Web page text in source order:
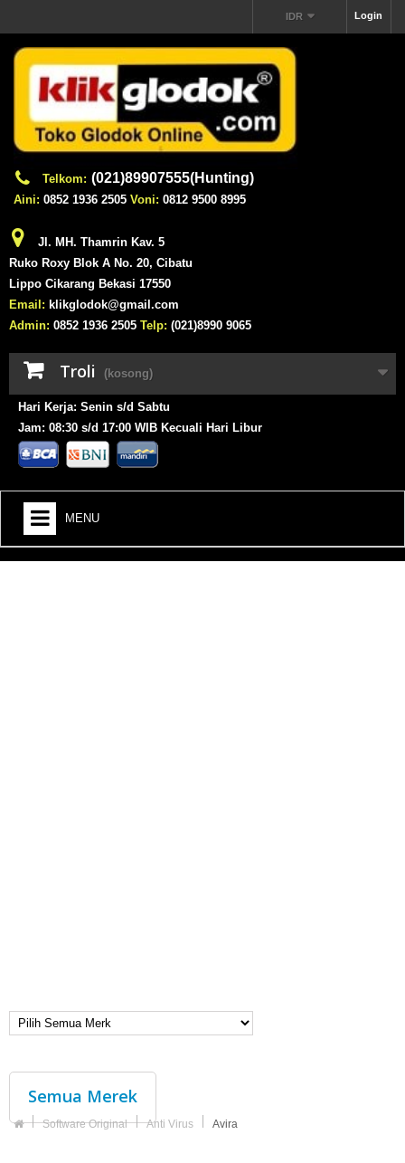
Login
IDR
Telkom: (021)89907555(Hunting)
Aini: 0852 1936 2505 Voni: 0812 9500 8995
Jl. MH. Thamrin Kav. 5
Ruko Roxy Blok A No. 20, Cibatu
Lippo Cikarang Bekasi 17550
Email: klikglodok@gmail.com
Admin: 0852 1936 2505 Telp: (021)8990 9065
Troli (kosong)
Hari Kerja: Senin s/d Sabtu
Jam: 08:30 s/d 17:00 WIB Kecuali Hari Libur
MENU
Semua Merek
Software Original Anti Virus Avira